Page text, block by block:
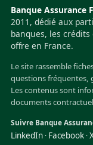
Banque Assurance
2011, dédié aux
banques, les
offre en France.
Le site rassemble
questions fréquentes,
Les contenus sont
documents
Suivre Banque
LinkedIn · Facebook ·